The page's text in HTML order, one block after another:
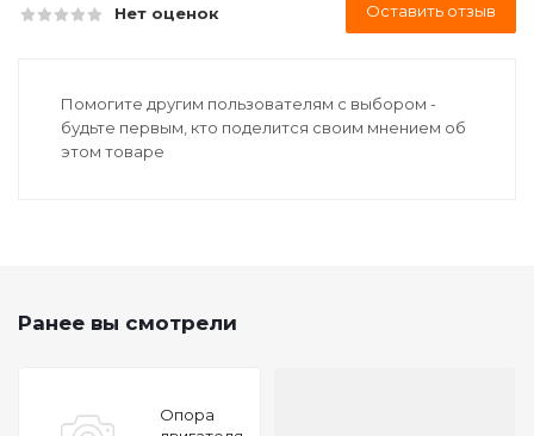
Нет оценок Оставить отзыв
Помогите другим пользователям с выбором -
будьте первым, кто поделится своим мнением об
этом товаре
Ранее вы смотрели
Опора